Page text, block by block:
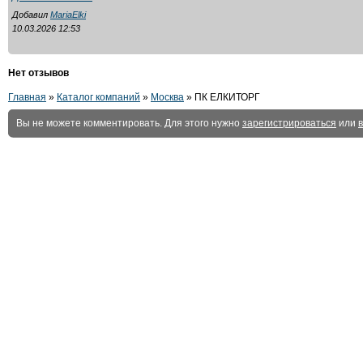
Добавил MariaElki
10.03.2026 12:53
Нет отзывов
Главная » Каталог компаний » Москва » ПК ЕЛКИТОРГ
Вы не можете комментировать. Для этого нужно зарегистрироваться или